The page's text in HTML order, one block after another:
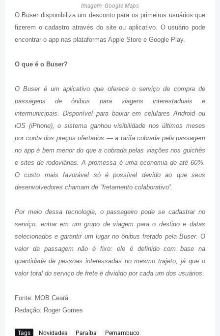
Imagem: Google Maps
O Buser disponibiliza um desconto para os primeiros usuários que
fizerem o cadastro através do site ou aplicativo. O usuário pode
encontrar o app nas plataformas Apple Store e Google Play.
O que é o Buser?
O Buser é um aplicativo que oferece o serviço de compra de
passagens de ônibus para viagens interestaduais e
intermunicipais. Disponível para baixar em celulares Android ou
iOS (iPhone), o sistema ganhou visibilidade nos últimos meses
por conta dos preços ofertados — a tarifa cobrada pela passagem
no app é bem menor do que a cobrada pelas viações nos guichês
e sites de rodoviárias. A promessa é uma economia de até 60%.
O custo mais favorável só é possível devido ao que seus
desenvolvedores chamam de “fretamento colaborativo”.
Por meio dessa tecnologia, o passageiro pode se cadastrar no
serviço, entrar em um grupo de viagem para o destino e datas
selecionados e garantir um lugar no ônibus fretado pela Buser. O
valor da passagem não é fixo: ele é definido com base na
quantidade de pessoas interessadas no mesmo trajeto, já que o
valor total do serviço de frete é dividido por cada um dos usuários.
Fonte: MOB Ceará
Redação: Roger Gomes
Tags Novidades Paraíba
Pernambuco